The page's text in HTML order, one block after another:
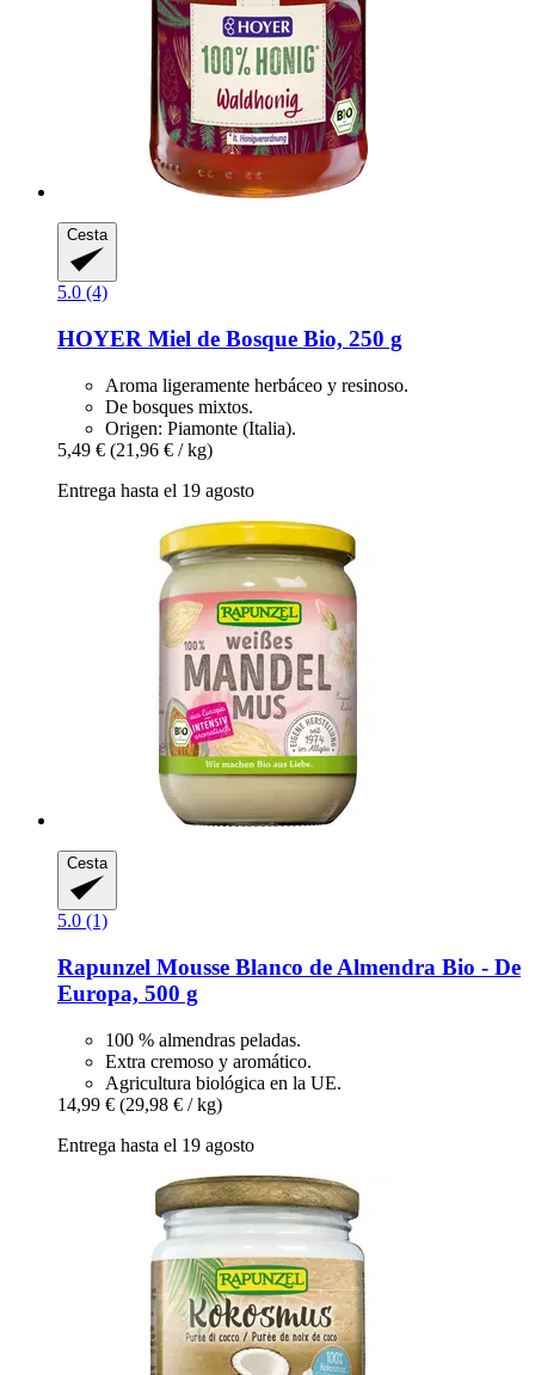
Cesta
5.0 (4)
HOYER Miel de Bosque Bio, 250 g
Aroma ligeramente herbáceo y resinoso.
De bosques mixtos.
Origen: Piamonte (Italia).
5,49 € (21,96 € / kg)
Entrega hasta el 19 agosto
Cesta
5.0 (1)
Rapunzel Mousse Blanco de Almendra Bio -​ De
Europa, 500 g
100 % almendras peladas.
Extra cremoso y aromático.
Agricultura biológica en la UE.
14,99 € (29,98 € / kg)
Entrega hasta el 19 agosto